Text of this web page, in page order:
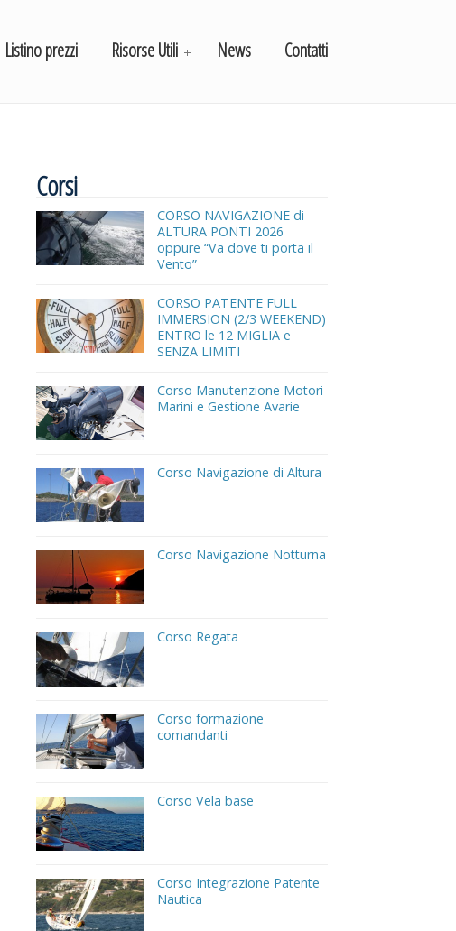
Listino prezzi Risorse Utili News Contatti
Corsi
CORSO NAVIGAZIONE di
ALTURA PONTI 2026
oppure “Va dove ti porta il
Vento”
CORSO PATENTE FULL
IMMERSION (2/3 WEEKEND)
ENTRO le 12 MIGLIA e
SENZA LIMITI
Corso Manutenzione Motori
Marini e Gestione Avarie
Corso Navigazione di Altura
Corso Navigazione Notturna
Corso Regata
Corso formazione
comandanti
Corso Vela base
Corso Integrazione Patente
Nautica